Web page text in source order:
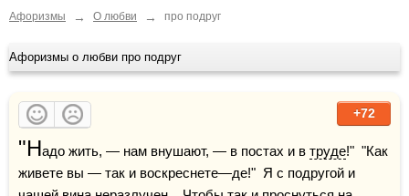
Афоризмы → О любви → про подруг
Афоризмы о любви про подруг
+72
"Надо жить, — нам внушают, — в постах и в труде!"  "Как
живете вы — так и воскреснете—де!"  Я с подругой и